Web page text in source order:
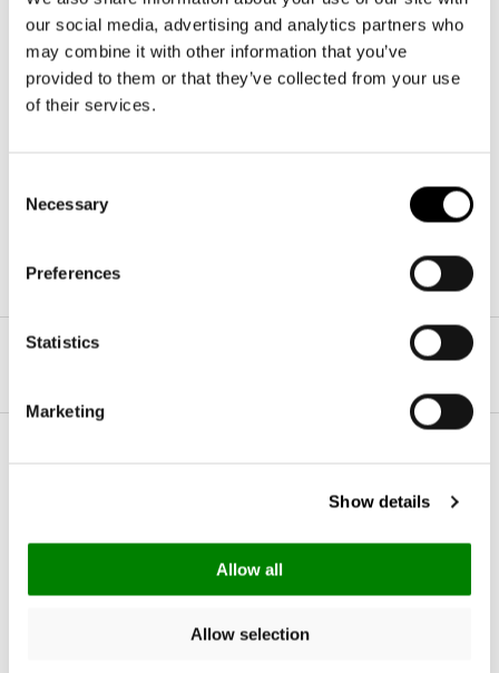
our social media, advertising and analytics partners who
may combine it with other information that you’ve
provided to them or that they’ve collected from your use
of their services.
Selection
Necessary
Preferences
Statistics
Marketing
Show details
Allow all
Allow selection
rhombus black
Le shopper en forme de V est un vrai classique. La version mini du
shopper XS de reisenthel donne une touche particulière à ce sac à
main très apprécié. Sa petite taille en fait un véritable accroche-
regard, même dans les designs discrets. Il est à la fois cool et
mignon et ravit aussi bien les femmes que les filles. Et ce qui est